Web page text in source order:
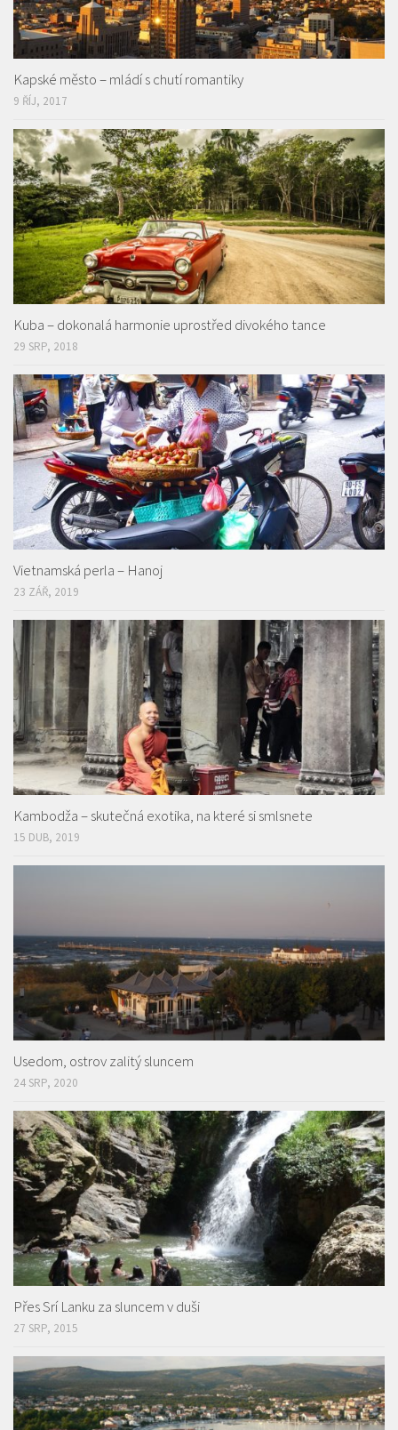
Kapské město – mládí s chutí romantiky
9 ŘÍJ, 2017
Kuba – dokonalá harmonie uprostřed divokého tance
29 SRP, 2018
Vietnamská perla – Hanoj
23 ZÁŘ, 2019
Kambodža – skutečná exotika, na které si smlsnete
15 DUB, 2019
Usedom, ostrov zalitý sluncem
24 SRP, 2020
Přes Srí Lanku za sluncem v duši
27 SRP, 2015